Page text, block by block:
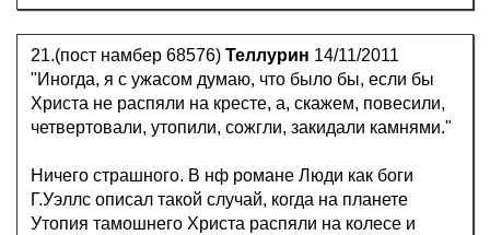
21.(пост намбер 68576) Теллурин 14/11/2011
"Иногда, я с ужасом думаю, что было бы, если бы
Христа не распяли на кресте, а, скажем, повесили,
четвертовали, утопили, сожгли, закидали камнями."
Ничего страшного. В нф романе Люди как боги
Г.Уэллс описал такой случай, когда на планете
Утопия тамошнего Христа распяли на колесе и